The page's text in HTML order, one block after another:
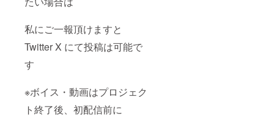
私にご一報頂けますと
Twitter X にて投稿は可能で
す
※ボイス・動画はプロジェク
ト終了後、初配信前に